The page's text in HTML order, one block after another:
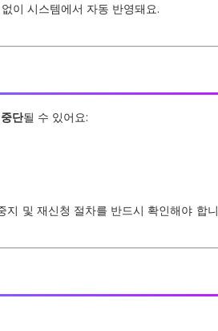
이 시스템에서 자동 반영돼요.
단될 수 있어요:
지 및 재신청 절차를 반드시 확인해야 합니